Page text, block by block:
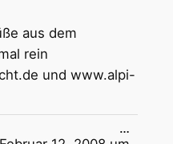
aus dem
rein
und www.alpi-
…